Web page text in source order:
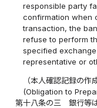
responsible party
confirmation when
transaction, the
refuse to perform
specified
representative or
（本人確認記録の作
(Obligation to
第十八条の三
銀行等